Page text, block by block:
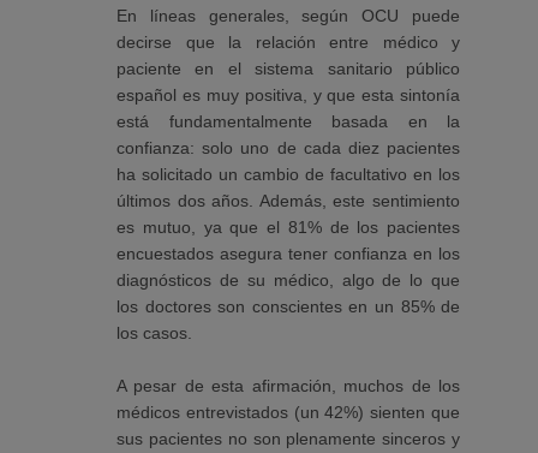
En líneas generales, según OCU puede
decirse que la relación entre médico y
paciente en el sistema sanitario público
español es muy positiva, y que esta sintonía
está fundamentalmente basada en la
confianza: solo uno de cada diez pacientes
ha solicitado un cambio de facultativo en los
últimos dos años. Además, este sentimiento
es mutuo, ya que el 81% de los pacientes
encuestados asegura tener confianza en los
diagnósticos de su médico, algo de lo que
los doctores son conscientes en un 85% de
los casos.
A pesar de esta afirmación, muchos de los
médicos entrevistados (un 42%) sienten que
sus pacientes no son plenamente sinceros y